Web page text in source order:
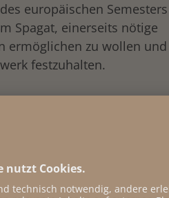
europäischen Semesters
Spagat, einerseits nötige
ermöglichen zu wollen und
festzuhalten.
in der EU?
des Stabilitäts- und
Kommission 2025 im
bereits wieder